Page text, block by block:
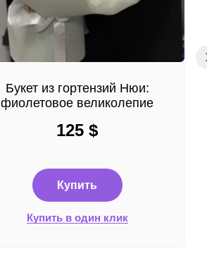
Букет из гортензий Нюи:
фиолетовое великолепие
125 $
Купить
Купить в один клик